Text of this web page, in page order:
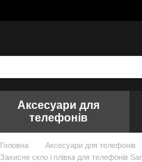
Аксесуари для
телефонів
Головна Аксесуари для телефонів
Захисне скло і плівка для телефонів